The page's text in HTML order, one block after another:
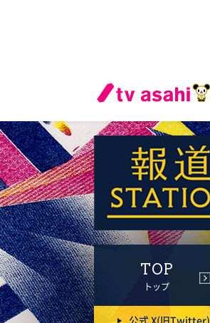
TOP
トップ
公式 X(旧Twitter)